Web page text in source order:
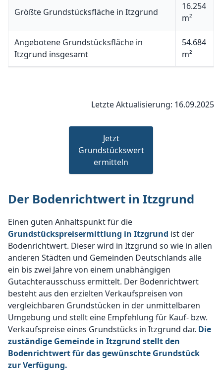
Größte Grundstücksfläche in Itzgrund
16.254
m²
Angebotene Grundstücksfläche in
Itzgrund insgesamt
54.684
m²
Letzte Aktualisierung: 16.09.2025
Jetzt
Grundstückswert
ermitteln
Der Bodenrichtwert in Itzgrund
Einen guten Anhaltspunkt für die
Grundstückspreisermittlung in Itzgrund ist der
Bodenrichtwert. Dieser wird in Itzgrund so wie in allen
anderen Städten und Gemeinden Deutschlands alle
ein bis zwei Jahre von einem unabhängigen
Gutachterausschuss ermittelt. Der Bodenrichtwert
besteht aus den erzielten Verkaufspreisen von
vergleichbaren Grundstücken in der unmittelbaren
Umgebung und stellt eine Empfehlung für Kauf- bzw.
Verkaufspreise eines Grundstücks in Itzgrund dar. Die
zuständige Gemeinde in Itzgrund stellt den
Bodenrichtwert für das gewünschte Grundstück
zur Verfügung.